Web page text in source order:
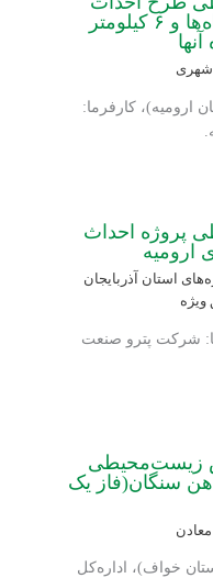
یکصد هکتار مجموعه گردشگاه‌ها و ۶ کیلومتر
ارومیه)، کارفرما:
پروژه احداث
ارومیه
استان آذربایجان
شرکت پترو صنعت
زیست‌محیطی
سنگان(فاز یک
معادن
خواف)، اداره‌کل